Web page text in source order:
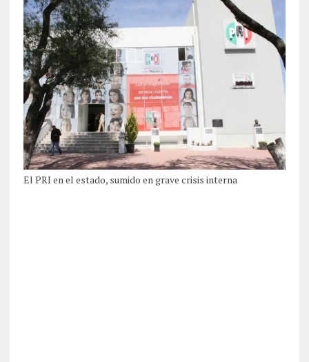
El PRI en el estado, sumido en grave crisis interna